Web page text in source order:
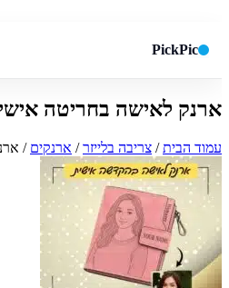
PickPic
חיפוש באתר
ארנק לאישה בחריטה
עמוד הבית/ צריבה בלייזר/ ארנקים /